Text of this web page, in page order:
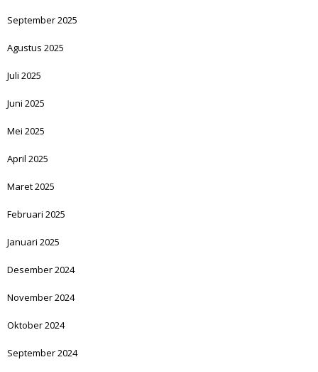
September 2025
Agustus 2025
Juli 2025
Juni 2025
Mei 2025
April 2025
Maret 2025
Februari 2025
Januari 2025
Desember 2024
November 2024
Oktober 2024
September 2024